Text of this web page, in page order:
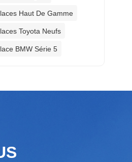
Haut De Gamme
Toyota Neufs
BMW Série 5